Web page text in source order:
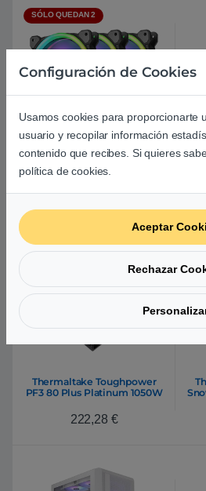
SÓLO QUEDAN 2
Thermaltake Riing Trio 14
RGB TT Premium Edition |
Pack Ventiladores
37,81€
Thermaltake Toughpower
PF3 80 Plus Platinum 1050W
Full Modular
222,28 €
Configuración de Cookies
Usamos cookies para proporcionarte
usuario y recopilar información
contenido que recibes. Si quieres
política de cookies.
Aceptar
Rechazar